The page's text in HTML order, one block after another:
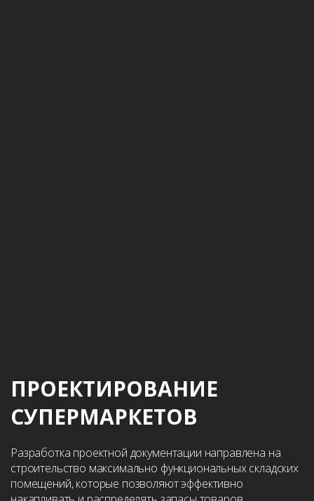
ПРОЕКТИРОВАНИЕ
СУПЕРМАРКЕТОВ
Разработка проектной документации направлена на
строительство максимально функциональных складских
помещений, которые позволяют эффективно